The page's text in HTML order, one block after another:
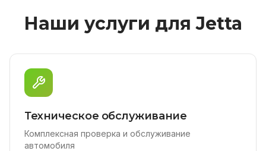
Наши услуги для Jetta
Техническое обслуживание
Комплексная проверка и обслуживание
автомобиля